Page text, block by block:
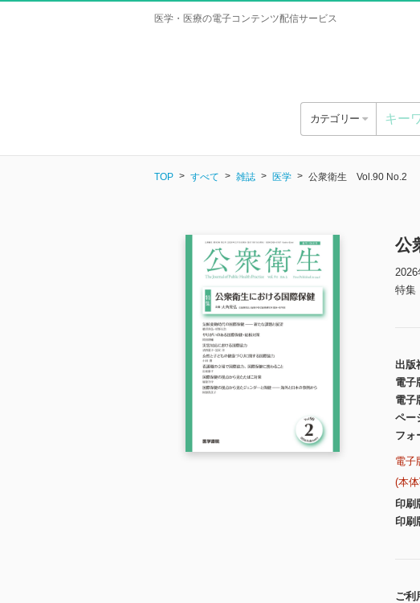
医学・医療の電子コンテンツ配信サービス
カテゴリー
TOP すべて 雑誌 医学 公衆衛生 Vol.90 No.2
公
特集
出版
電子
電子
ペー
フォ
電子
(本
印刷
印刷
ご利